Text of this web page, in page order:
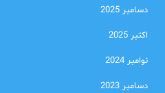
دسامبر 2025
اکتبر 2025
نوامبر 2024
دسامبر 2023